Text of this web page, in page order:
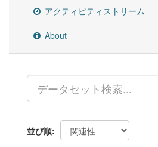
アクティビティストリーム
About
並び順